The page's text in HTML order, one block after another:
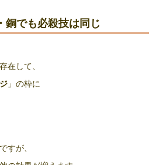
銅でも必殺技は同じ
在して、
」の枠に
ですが、